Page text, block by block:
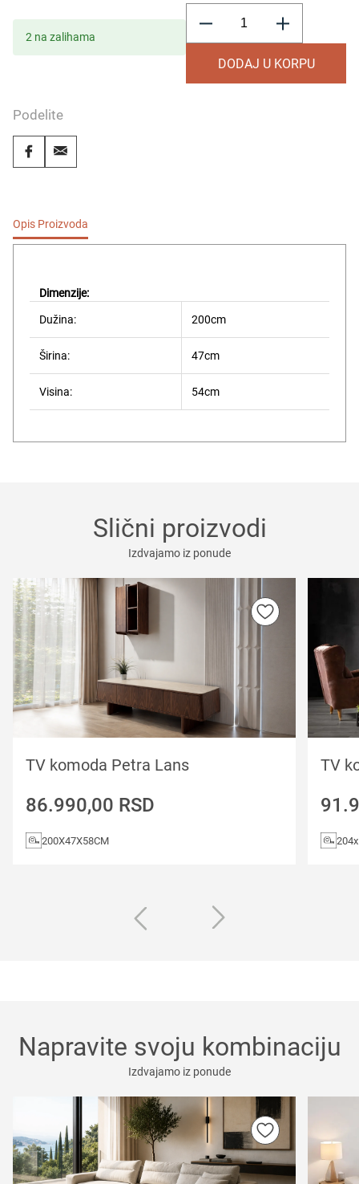
2 na zalihama
TV
komoda
količina
DODAJ U KORPU
Podelite
Opis Proizvoda
Dimenzije:
Dužina: 200cm
Širina: 47cm
Visina: 54cm
Slični proizvodi
Izdvajamo iz ponude
TV komoda Petra Lans
86.990,00 RSD
200X47X58CM
TV
Napravite svoju kombinaciju
Izdvajamo iz ponude